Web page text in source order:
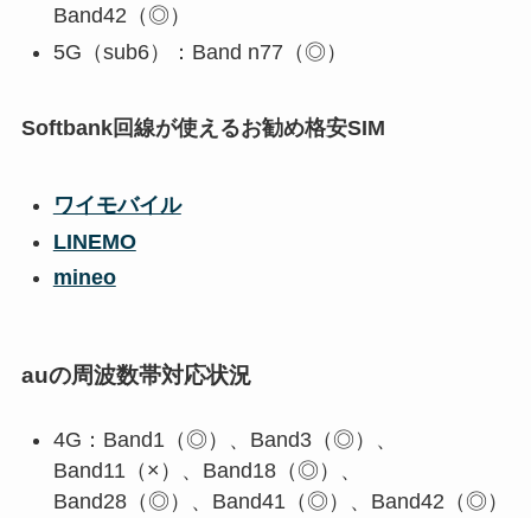
Band42（◎）
5G（sub6）：Band n77（◎）
Softbank回線が使えるお勧め格安SIM
ワイモバイル
LINEMO
mineo
auの周波数帯対応状況
4G：Band1（◎）、Band3（◎）、
Band11（×）、Band18（◎）、
Band28（◎）、Band41（◎）、Band42（◎）